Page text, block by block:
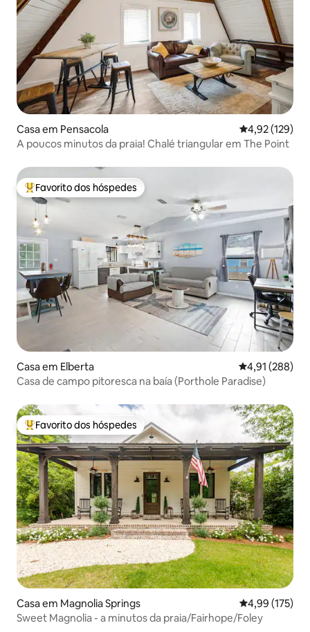
Casa em Pensacola Classificação
4,92 (129)
A poucos minutos da praia! Chalé triangular em The Point
Favoritos dos hóspedes mais apreciados
Favorito dos hóspedes
Casa em Elberta Classificação
4,91 (288)
Casa de campo pitoresca na baía (Porthole Paradise)
Favoritos dos hóspedes mais apreciados
Favorito dos hóspedes
Casa em Magnolia Springs Classificação
4,99 (175)
Sweet Magnolia - a minutos da praia/Fairhope/Foley